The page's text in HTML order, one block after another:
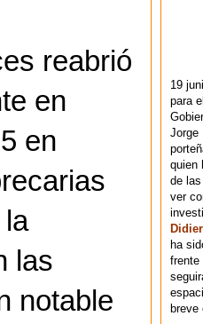
reabrió
en
en
las
notable
19
para
Jorge
quien
de
ver
Didier
ha
frente
breve